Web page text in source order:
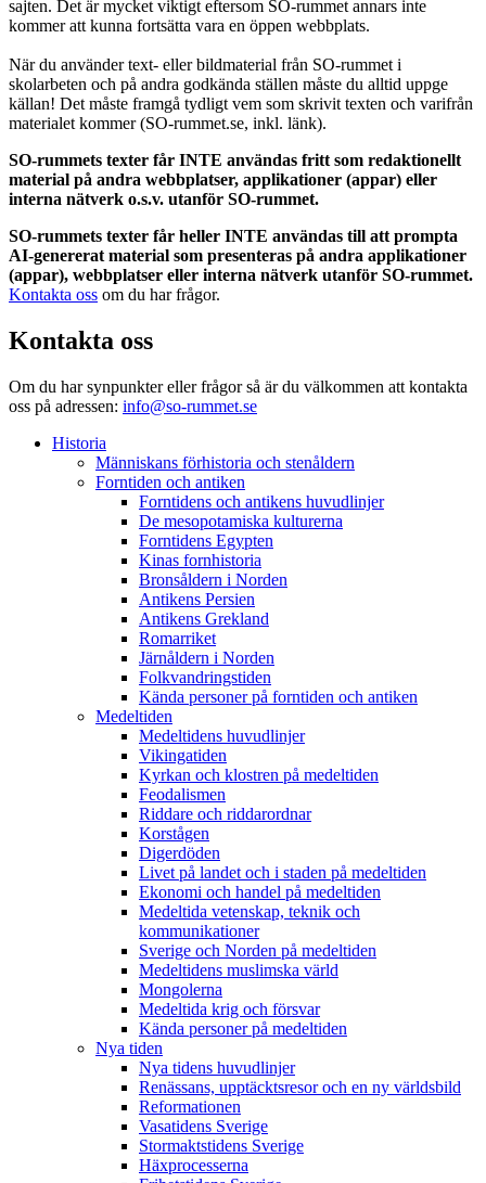
sajten. Det är mycket viktigt eftersom SO-rummet annars inte
kommer att kunna fortsätta vara en öppen webbplats.
När du använder text- eller bildmaterial från SO-rummet i
skolarbeten och på andra godkända ställen måste du alltid uppge
källan! Det måste framgå tydligt vem som skrivit texten och varifrån
materialet kommer (SO-rummet.se, inkl. länk).
SO-rummets texter får INTE användas fritt som redaktionellt
material på andra webbplatser, applikationer (appar) eller
interna nätverk o.s.v. utanför SO-rummet.
SO-rummets texter får heller INTE användas till att prompta
AI-genererat material som presenteras på andra applikationer
(appar), webbplatser eller interna nätverk utanför SO-rummet.
Kontakta oss om du har frågor.
Kontakta oss
Om du har synpunkter eller frågor så är du välkommen att kontakta
oss på adressen: info@so-rummet.se
Historia
Människans förhistoria och stenåldern
Forntiden och antiken
Forntidens och antikens huvudlinjer
De mesopotamiska kulturerna
Forntidens Egypten
Kinas fornhistoria
Bronsåldern i Norden
Antikens Persien
Antikens Grekland
Romarriket
Järnåldern i Norden
Folkvandringstiden
Kända personer på forntiden och antiken
Medeltiden
Medeltidens huvudlinjer
Vikingatiden
Kyrkan och klostren på medeltiden
Feodalismen
Riddare och riddarordnar
Korstågen
Digerdöden
Livet på landet och i staden på medeltiden
Ekonomi och handel på medeltiden
Medeltida vetenskap, teknik och
kommunikationer
Sverige och Norden på medeltiden
Medeltidens muslimska värld
Mongolerna
Medeltida krig och försvar
Kända personer på medeltiden
Nya tiden
Nya tidens huvudlinjer
Renässans, upptäcktsresor och en ny världsbild
Reformationen
Vasatidens Sverige
Stormaktstidens Sverige
Häxprocesserna